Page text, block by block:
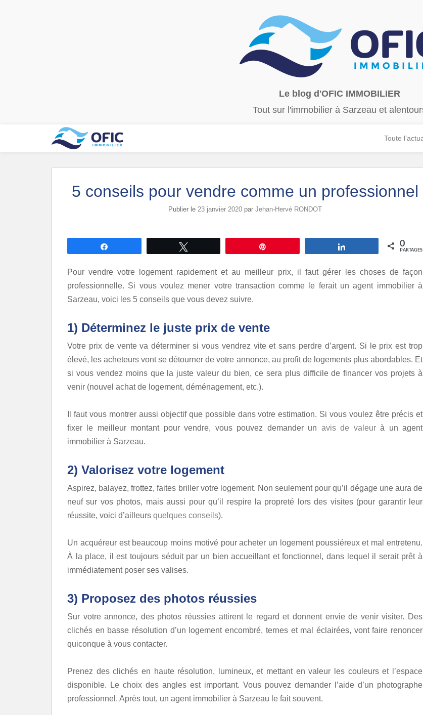
Le blog d'OFIC IMMOBILIER
Tout sur l'immobilier à Sarzeau et
Toute
5 conseils pour vendre comme un professionnel
Publier le 23 janvier 2020par Jehan-Hervé RONDOT
0
PARTAGES
Pour vendre votre logement rapidement et au meilleur prix, il faut gérer les choses de façon
professionnelle. Si vous voulez mener votre transaction comme le ferait un agent immobilier à
Sarzeau, voici les 5 conseils que vous devez suivre.
1) Déterminez le juste prix de vente
Votre prix de vente va déterminer si vous vendrez vite et sans perdre d’argent. Si le prix est trop
élevé, les acheteurs vont se détourner de votre annonce, au profit de logements plus abordables. Et
si vous vendez moins que la juste valeur du bien, ce sera plus difficile de financer vos projets à
venir (nouvel achat de logement, déménagement, etc.).
Il faut vous montrer aussi objectif que possible dans votre estimation. Si vous voulez être précis et
fixer le meilleur montant pour vendre, vous pouvez demander un avis de valeurà un agent
immobilier à Sarzeau.
2) Valorisez votre logement
Aspirez, balayez, frottez, faites briller votre logement. Non seulement pour qu’il dégage une aura de
neuf sur vos photos, mais aussi pour qu’il respire la propreté lors des visites (pour garantir leur
réussite, voici d’ailleurs quelques conseils).
Un acquéreur est beaucoup moins motivé pour acheter un logement poussiéreux et mal entretenu.
À la place, il est toujours séduit par un bien accueillant et fonctionnel, dans lequel il serait prêt à
immédiatement poser ses valises.
3) Proposez des photos réussies
Sur votre annonce, des photos réussies attirent le regard et donnent envie de venir visiter. Des
clichés en basse résolution d’un logement encombré, ternes et mal éclairées, vont faire renoncer
quiconque à vous contacter.
Prenez des clichés en haute résolution, lumineux, et mettant en valeur les couleurs et l’espace
disponible. Le choix des angles est important. Vous pouvez demander l’aide d’un photographe
professionnel. Après tout, un agent immobilier à Sarzeau le fait souvent.